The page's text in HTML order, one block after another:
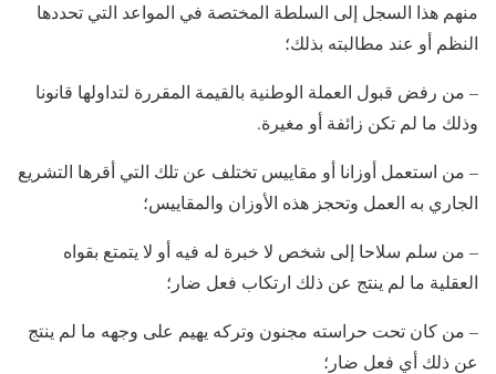
منهم هذا السجل إلى السلطة المختصة في المواعد التي تحددها
النظم أو عند مطالبته بذلك؛
– من رفض قبول العملة الوطنية بالقيمة المقررة لتداولها قانونا
وذلك ما لم تكن زائفة أو مغيرة.
– من استعمل أوزانا أو مقاييس تختلف عن تلك التي أقرها التشريع
الجاري به العمل وتحجز هذه الأوزان والمقاييس؛
– من سلم سلاحا إلى شخص لا خبرة له فيه أو لا يتمتع بقواه
العقلية ما لم ينتج عن ذلك ارتكاب فعل ضار؛
– من كان تحت حراسته مجنون وتركه يهيم على وجهه ما لم ينتج
عن ذلك أي فعل ضار؛